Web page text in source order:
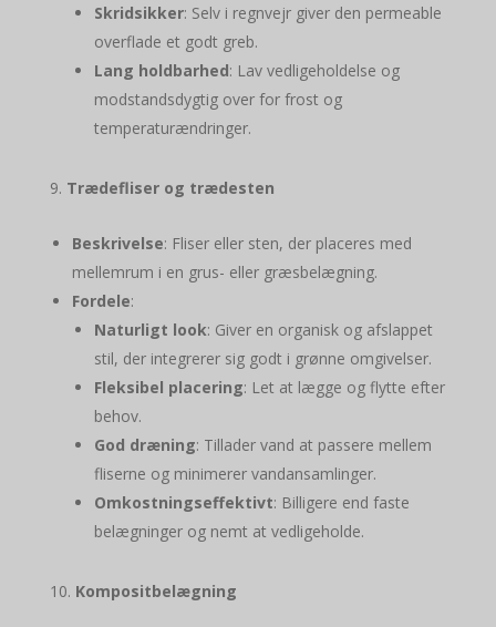
Skridsikker: Selv i regnvejr giver den permeable
overflade et godt greb.
Lang holdbarhed: Lav vedligeholdelse og
modstandsdygtig over for frost og
temperaturændringer.
Trædefliser og trædesten
Beskrivelse: Fliser eller sten, der placeres med
mellemrum i en grus- eller græsbelægning.
Fordele:
Naturligt look: Giver en organisk og afslappet
stil, der integrerer sig godt i grønne omgivelser.
Fleksibel placering: Let at lægge og flytte efter
behov.
God dræning: Tillader vand at passere mellem
fliserne og minimerer vandansamlinger.
Omkostningseffektivt: Billigere end faste
belægninger og nemt at vedligeholde.
Kompositbelægning